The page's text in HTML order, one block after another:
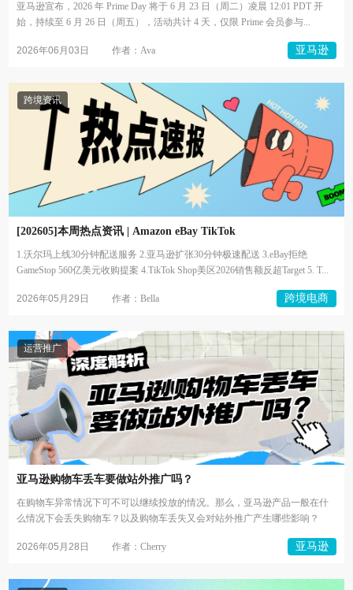
亚马逊宣布，2026 年 Prime Day 将于 6 月 23 日（周二）凌晨 12:01 PDT 开
始，持续至 6 月 26 日（周五），活动共计 4 天，仅限 Prime 会员参与...
2026年06月03日 作者：Ava 亚马逊
跨境资讯
[202605]本周热点资讯 | Amazon eBay TikTok
1.沃尔玛上线30分钟配送服务 2.亚马逊扩张30分钟极速配送 3.eBay拒绝
GameStop 560亿美元收购提案 4.TikTok Shop美区2026销售额反超Target 5. T...
2026年05月29日 作者：Bella 跨境电商
运营推广
亚马逊购物车丢车要做站外推广吗？
在购物车异常情况下可不可以继续投放的情况。那么，亚马逊产品一般在什
么情况下会丢失购物车？以及购物车丢失又会对站外推广产生哪些影响？
2026年05月28日 作者：Cherry 亚马逊